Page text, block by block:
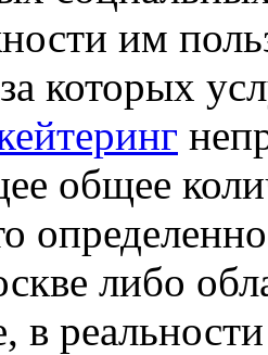
им
которых
общее
либо
в